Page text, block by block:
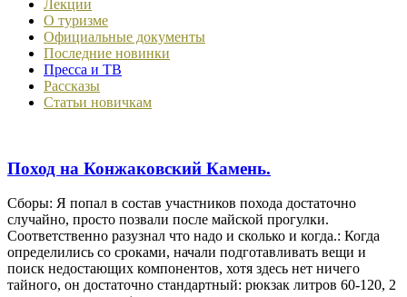
Лекции
О туризме
Официальные документы
Последние новинки
Пресса и ТВ
Рассказы
Статьи новичкам
Поход на Конжаковский Камень.
Сборы: Я попал в состав участников похода достаточно
случайно, просто позвали после майской прогулки.
Соответственно разузнал что надо и сколько и когда.: Когда
определились со сроками, начали подготавливать вещи и
поиск недостающих компонентов, хотя здесь нет ничего
тайного, он достаточно стандартный: рюкзак литров 60-120, 2